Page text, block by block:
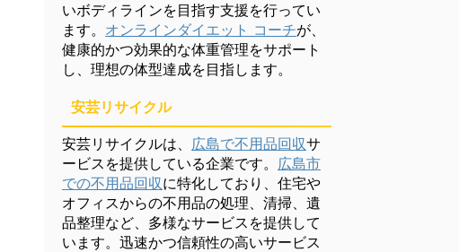
いボディラインを目指す支援を行ってい
ます。 オンラインダイエット コーチが、
健康的かつ効果的な体重管理をサポート
し、理想の体型達成を目指します。
安芸リサイクル
安芸リサイクルは、 広島で不用品回収サ
ービスを提供している企業です。 広島市
での不用品回収に特化しており、住宅や
オフィスからの不用品の処理、清掃、遺
品整理など、多様なサービスを提供して
います。迅速かつ信頼性の高いサービス